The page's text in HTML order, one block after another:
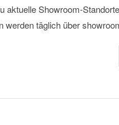
aktuelle Showroom-
werden täglich über